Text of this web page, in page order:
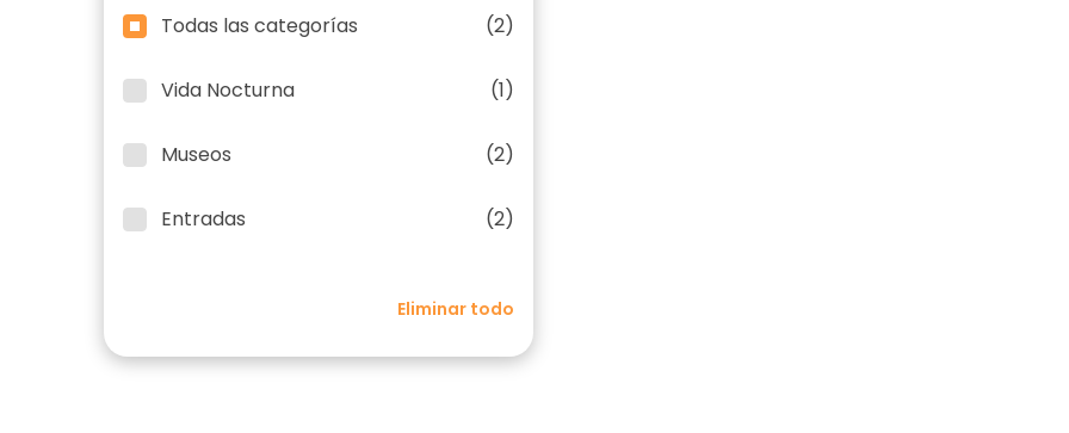
Todas las categorías (2)
Vida Nocturna (1)
Museos (2)
Entradas (2)
Eliminar todo